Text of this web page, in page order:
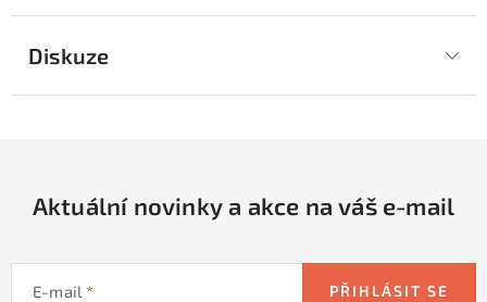
Diskuze
Aktuální novinky a akce na váš e-mail
E-mail PŘIHLÁSIT SE